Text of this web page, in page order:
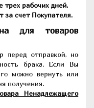
трех рабочих дней.
за счет Покупателя.
для товаров
перед отправкой, но
брака. Если Вы
можно вернуть или
получения.
Ненадлежащего